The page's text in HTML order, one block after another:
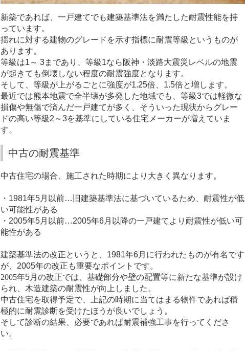
新築であれば、一戸建てでも建築基準法を満たした耐震性能を持
っています。
揺れに対する建物のグレードを示す指標に耐震等級というものが
あります。
等級は1 ～ 3まであり、等級1なら阪神・淡路大震災レベルの地震
が起きても倒壊しない程度の耐震強度となります。
そして、等級が上がるごとに強度が1.25倍、 1.5倍と増します。
最近では熊本地震で全半壊が多発した地域でも、等級3では軽微な
損傷や無傷で済んだ一戸建てが多く、そういった現状からグレー
ドの高い等級2 ～3を基準にしている住宅メーカーが増えていま
す。
中古の耐震基準
中古住宅の場合、施工された時期により大きく異なります。
・ 1981年5月以前… 旧建築基準法に基づいているため、耐震性が低
い可能性がある
・ 2005年5月以前…2005年6月以降の一戸建てより耐震性が低い可
能性がある
建築基準法の改正というと、 1981年6月に行われたものが有名です
が、 2005年の改正も重要なポイントです。
2005年5月の改正では、基礎部分や壁の配置等に新たな基準が設け
られ、木造建築の耐震性が向上しました。
中古住宅を取得予定で、上記の時期に当てはまる物件であれば積
極的に耐震診断を受けたほうが良いでしょう。
そして診断の結果、必要であれば耐震補強工事を行ってくださ
い。